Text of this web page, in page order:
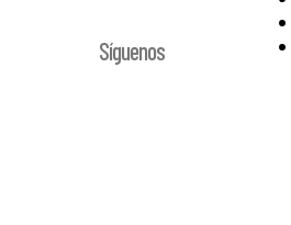
Síguenos